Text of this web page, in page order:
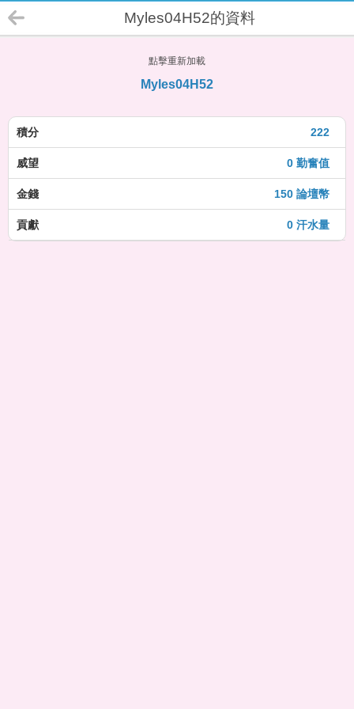
Myles04H52的資料
點擊重新加載
Myles04H52
222
積分
0 勤奮值
威望
150 論壇幣
金錢
0 汗水量
貢獻